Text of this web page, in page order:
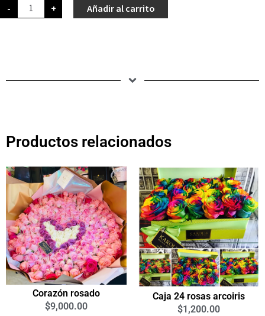
- + Añadir al carrito
Productos relacionados
Corazón rosado
$9,000.00
Caja 24 rosas arcoiris
$1,200.00